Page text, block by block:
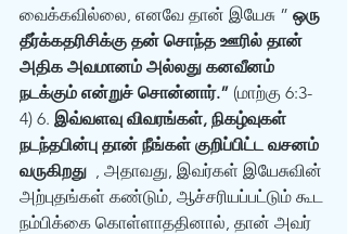
வைக்கவில்லை, எனவே தான் இயேசு ” ஒரு
தீர்க்கதரிசிக்கு தன் சொந்த ஊரில் தான்
அதிக அவமானம் அல்லது கனவீனம்
நடக்கும் என்றுச் சொன்னார்.” (மாற்கு 6:3-
4) 6. இவ்வளவு விவரங்கள், நிகழ்வுகள்
நடந்தபின்பு தான் நீங்கள் குறிப்பிட்ட வசனம்
வருகிறது , அதாவது, இவர்கள் இயேசுவின்
அற்புதங்கள் கண்டும், ஆச்சரியப்பட்டும் கூட
நம்பிக்கை கொள்ளாததினால், தான் அவர்